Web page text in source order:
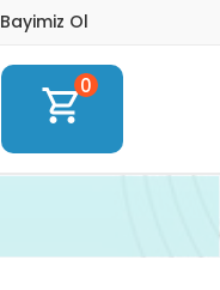
Bayimiz Ol
shopping_cart0